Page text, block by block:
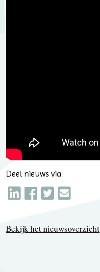
Deel nieuws via:
Bekijk het nieuwsoverzicht